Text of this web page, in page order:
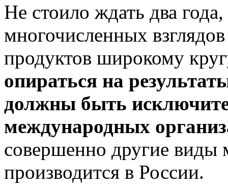
Не стоило ждать два
многочисленных
продуктов широкому
опираться на
должны быть
международных
совершенно другие виды
производится в России.